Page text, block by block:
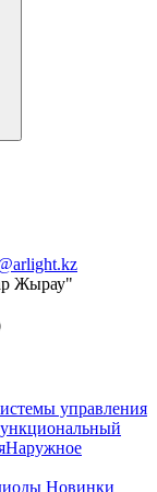
Жырау"
управления
Наружное
Новинки